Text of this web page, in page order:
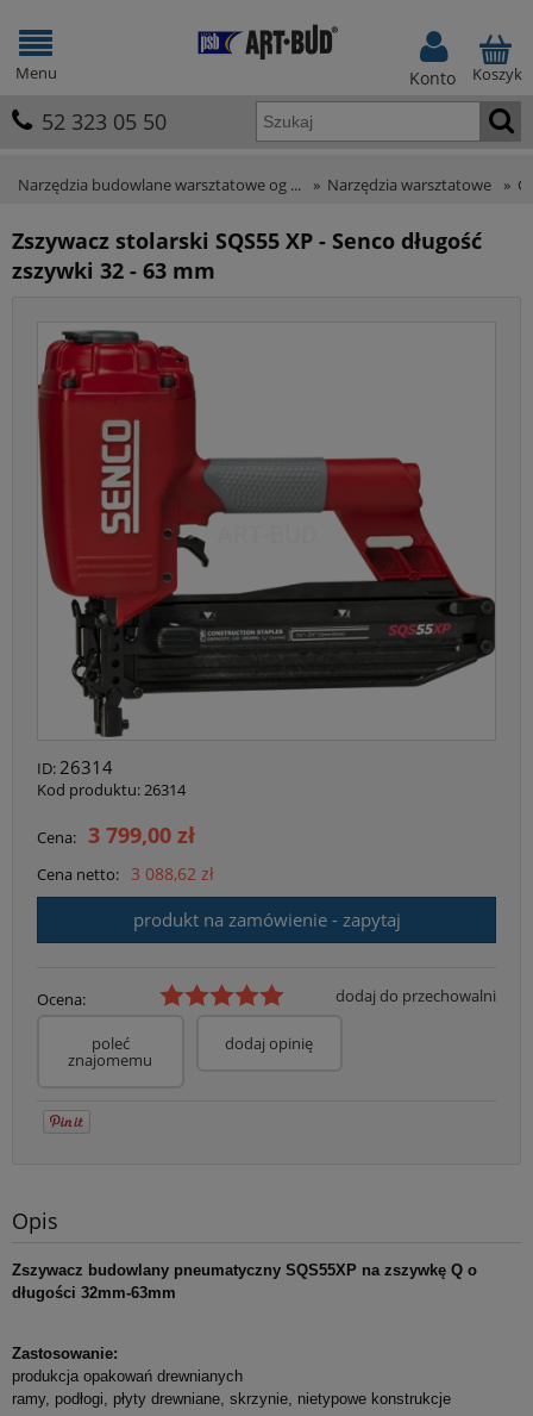
Koszyk
Konto
52 323 05 50
Menu
Narzędzia budowlane warsztatowe og ... » Narzędzia warsztatowe »
Zszywacz stolarski SQS55 XP - Senco długość
zszywki 32 - 63 mm
ID:26314
Kod produktu:26314
Cena: 3 799,00 zł
Cena netto: 3 088,62 zł
produkt na zamówienie - zapytaj
Ocena: dodaj do przechowalni
poleć
znajomemu
dodaj opinię
Opis
Zszywacz budowlany pneumatyczny SQS55XP na zszywkę Q o
długości 32mm-63mm
Zastosowanie:
produkcja opakowań drewnianych
ramy, podłogi, płyty drewniane, skrzynie, nietypowe konstrukcje
*Imię i nazwisko:
pocztowy: